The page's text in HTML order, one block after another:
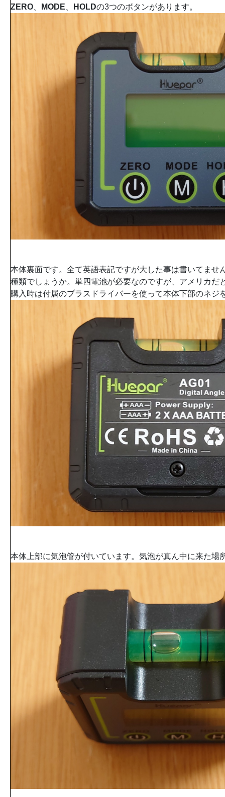
ZERO、 MODE HOLDの3つのボタンがあります。
本体裏面です。全て英語表記ですが大した事は書いてませ
種類でしょうか。単四電池が必要なのですが、アメリカだ
購入時は付属のプラスドライバーを使って本体下部のネジ
本体上部に気泡管が付いています。気泡が真ん中に来た場